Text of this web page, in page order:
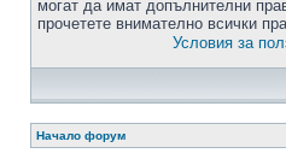
могат да имат допълнителни
прочетете внимателно всички
Условия за
Начало форум